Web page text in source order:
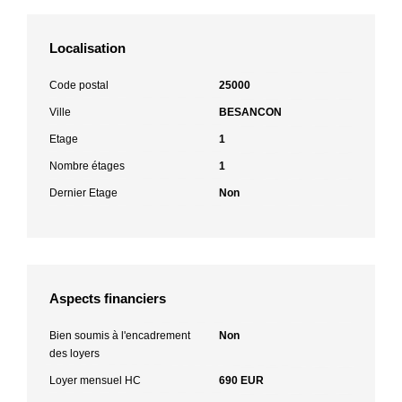
Localisation
Code postal 25000
Ville BESANCON
Etage 1
Nombre étages 1
Dernier Etage Non
Aspects financiers
Bien soumis à l'encadrement
des loyers
Non
Loyer mensuel HC 690 EUR